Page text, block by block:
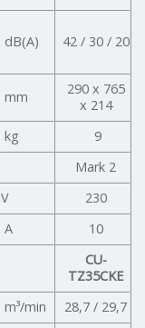
dB(A) 42 / 30 / 20
mm
290 x 765
x 214
kg
9
Mark 2
V
230
A 10
CU-
TZ35CKE
m³/min
28,7 / 29,7